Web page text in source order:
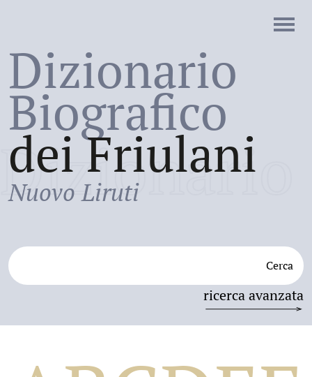
Dizionario
Biografico
dei Friulani
Nuovo Liruti
Cerca
ricerca avanzata
Dizionario